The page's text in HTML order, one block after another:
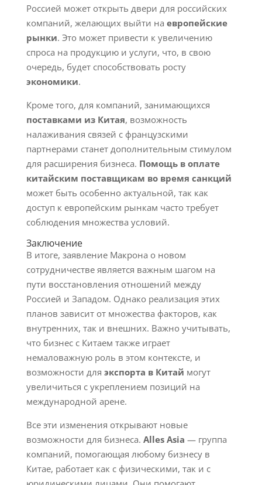
Россией может открыть двери для российских
компаний, желающих выйти на европейские
рынки. Это может привести к увеличению
спроса на продукцию и услуги, что, в свою
очередь, будет способствовать росту
экономики.
Кроме того, для компаний, занимающихся
поставками из Китая, возможность
налаживания связей с французскими
партнерами станет дополнительным стимулом
для расширения бизнеса. Помощь в оплате
китайским поставщикам во время санкций
может быть особенно актуальной, так как
доступ к европейским рынкам часто требует
соблюдения множества условий.
Заключение
В итоге, заявление Макрона о новом
сотрудничестве является важным шагом на
пути восстановления отношений между
Россией и Западом. Однако реализация этих
планов зависит от множества факторов, как
внутренних, так и внешних. Важно учитывать,
что бизнес с Китаем также играет
немаловажную роль в этом контексте, и
возможности для экспорта в Китай могут
увеличиться с укреплением позиций на
международной арене.
Все эти изменения открывают новые
возможности для бизнеса. Alles Asia — группа
компаний, помогающая любому бизнесу в
Китае, работает как с физическими, так и с